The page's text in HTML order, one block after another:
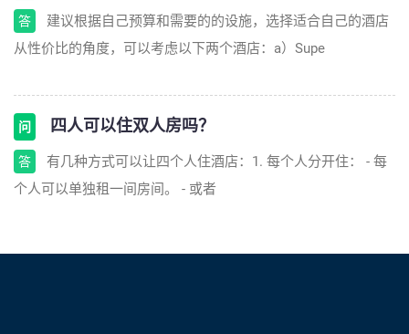
答
建议根据自己预算和需要的的设施，选择适合自己的酒店
从性价比的角度，可以考虑以下两个酒店：a）Supe
问 四人可以住双人房吗？
答
有几种方式可以让四个人住酒店：1. 每个人分开住： - 每
个人可以单独租一间房间。 - 或者